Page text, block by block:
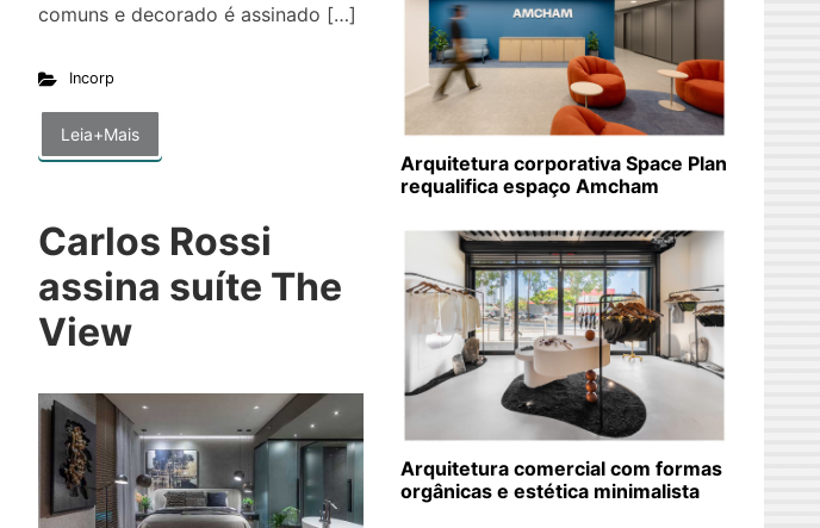
comuns e decorado é assinado […]
Incorp
Leia+Mais
Carlos Rossi
assina suíte The
View
Arquitetura corporativa Space Plan
requalifica espaço Amcham
Arquitetura comercial com formas
orgânicas e estética minimalista